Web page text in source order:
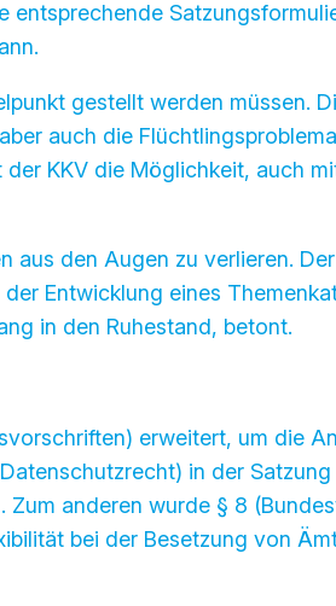
entsprechende
gestellt werden müssen.
auch die
KKV die Möglichkeit, auch
aus den Augen zu verlieren. Der
Entwicklung eines
in den Ruhestand, betont.
erweitert, um die
in der Satzung
anderen wurde § 8
bei der Besetzung von